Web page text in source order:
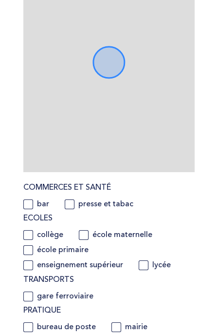
COMMERCES ET SANTÉ
bar
presse et tabac
ECOLES
collège
école maternelle
école primaire
enseignement supérieur
lycée
TRANSPORTS
gare ferroviaire
PRATIQUE
bureau de poste mairie